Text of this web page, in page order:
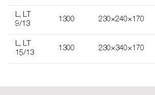
L, LT
9/13
1300 230×240×170
L, LT
15/13
1300 230×340×170